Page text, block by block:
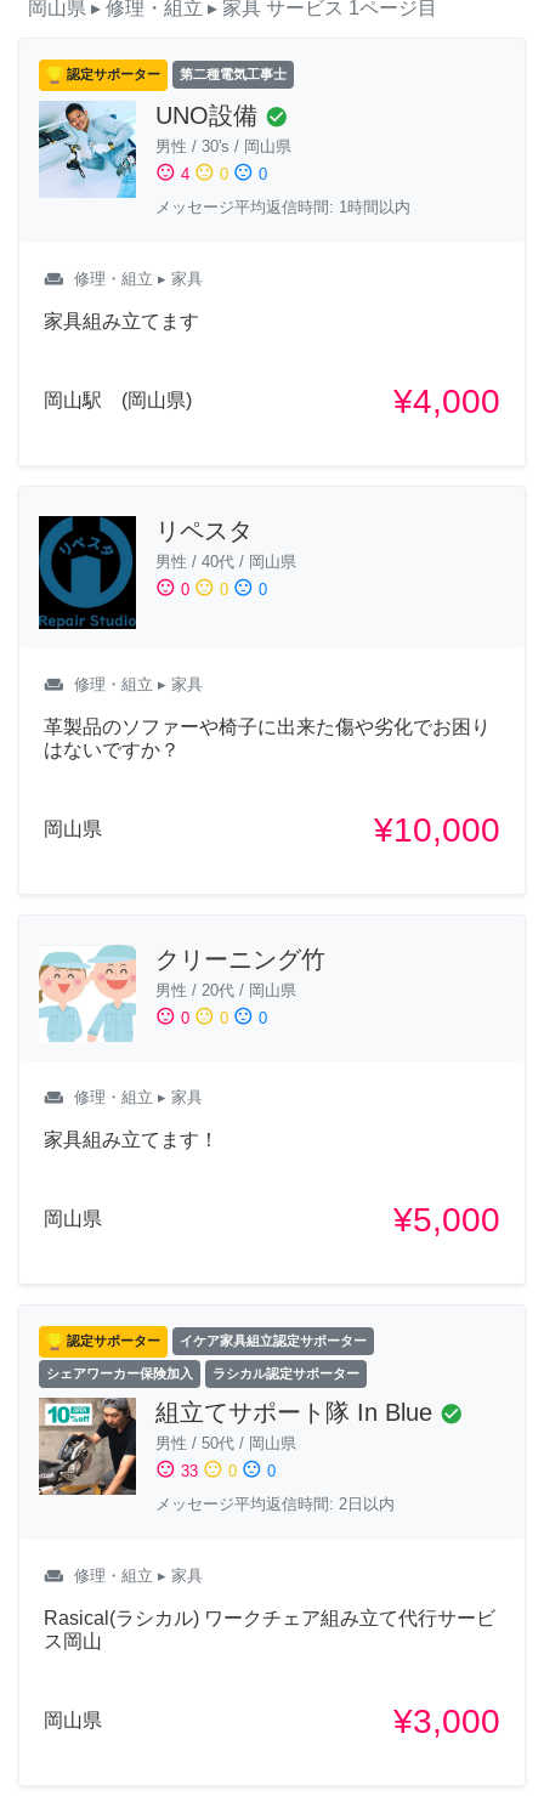
岡山県 ▸ 修理・組立 ▸ 家具 サービス 1ページ目
認定サポーター 第二種電気工事士
UNO設備 check_circle
男性 / 30's / 岡山県
sentiment_satisfied 4 sentiment_neutral 0 sentiment_dissatisfied 0
メッセージ平均返信時間: 1時間以内
weekend 修理・組立 ▸ 家具
家具組み立てます
岡山駅 (岡山県) ¥4,000
リペスタ
男性 / 40代 / 岡山県
sentiment_satisfied 0 sentiment_neutral 0 sentiment_dissatisfied 0
weekend 修理・組立 ▸ 家具
革製品のソファーや椅子に出来た傷や劣化でお困り
はないですか？
岡山県 ¥10,000
クリーニング竹
男性 / 20代 / 岡山県
sentiment_satisfied 0 sentiment_neutral 0 sentiment_dissatisfied 0
weekend 修理・組立 ▸ 家具
家具組み立てます！
岡山県 ¥5,000
認定サポーター イケア家具組立認定サポーター
シェアワーカー保険加入 ラシカル認定サポーター
組立てサポート隊 In Blue check_circle
男性 / 50代 / 岡山県
sentiment_satisfied 33 sentiment_neutral 0 sentiment_dissatisfied 0
メッセージ平均返信時間: 2日以内
weekend 修理・組立 ▸ 家具
Rasical(ラシカル) ワークチェア組み立て代行サービ
ス岡山
岡山県 ¥3,000